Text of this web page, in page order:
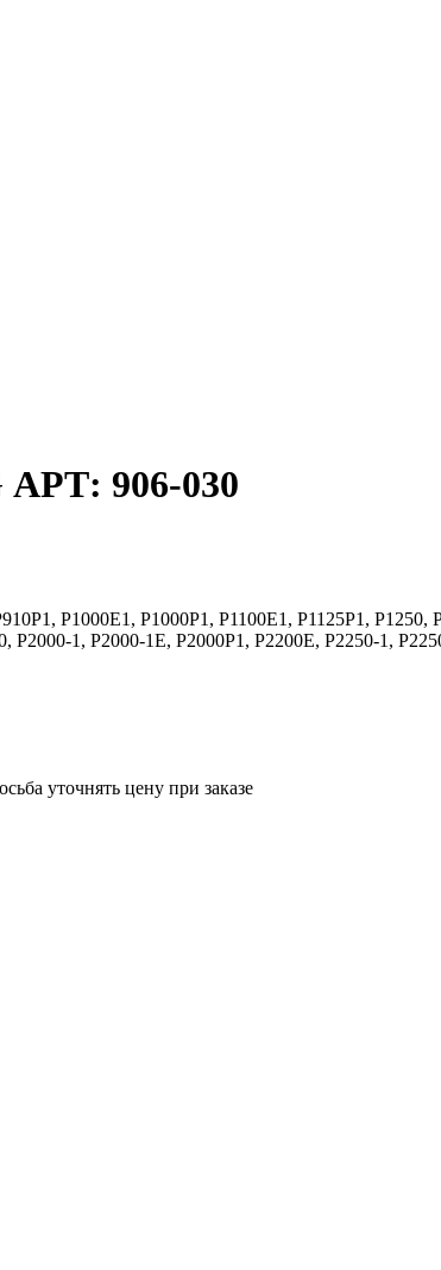
АРТ: 906-030
P1000E1, P1000P1, P1100E1, P1125P1,
1, P2000-1E, P2000P1, P2200E, P2250-1,
уточнять цену при заказе